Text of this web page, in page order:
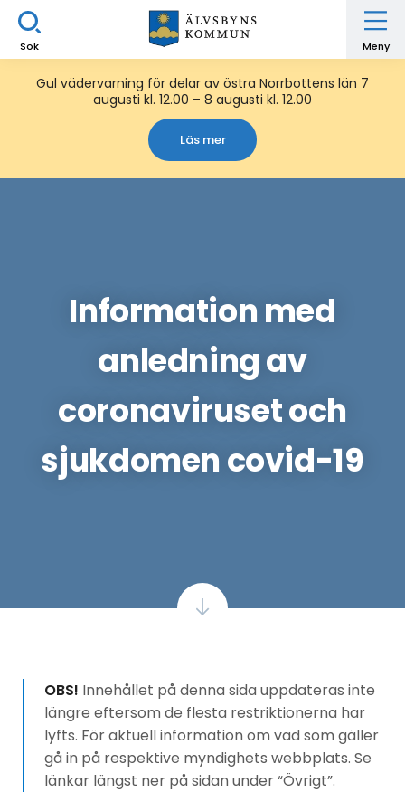
Sök Meny
Gul vädervarning för delar av östra Norrbottens län 7
augusti kl. 12.00 – 8 augusti kl. 12.00
Läs mer
Information med
anledning av
coronaviruset och
sjukdomen covid-19
OBS! Innehållet på denna sida uppdateras inte
längre eftersom de flesta restriktionerna har
lyfts. För aktuell information om vad som gäller
gå in på respektive myndighets webbplats. Se
länkar längst ner på sidan under “Övrigt”.